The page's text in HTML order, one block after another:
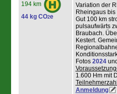
194 km
44 kg CO2e
Variation der
Rheingaus
Gut 100 km
pulsaufwärts
Braubach.
Kestert.
Fotos 2024
1.600 Hm mit
Anmeldung